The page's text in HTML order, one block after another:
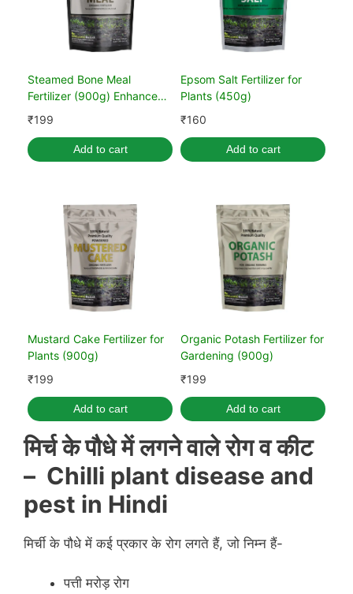
Steamed Bone Meal
Fertilizer (900g) Enhance
Plant Health & Growth
₹199
Add to cart
Epsom Salt Fertilizer for
Plants (450g)
₹160
Add to cart
Mustard Cake Fertilizer for
Plants (900g)
₹199
Add to cart
Organic Potash Fertilizer for
Gardening (900g)
₹199
Add to cart
मिर्च के पौधे में लगने वाले रोग व कीट
– Chilli plant disease and
pest in Hindi
मिर्ची के पौधे में कई प्रकार के रोग लगते हैं, जो निम्न हैं-
पत्ती मरोड़ रोग